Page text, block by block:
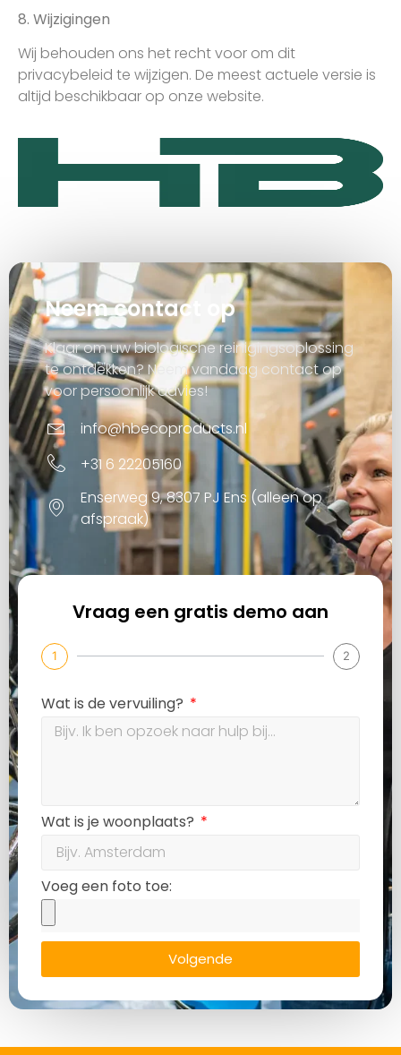
8. Wijzigingen
Wij behouden ons het recht voor om dit
privacybeleid te wijzigen. De meest actuele versie is
altijd beschikbaar op onze website.
Neem contact op
Klaar om uw biologische reinigingsoplossing
te ontdekken? Neem vandaag contact op
voor persoonlijk advies!
info@hbecoproducts.nl
+31 6 22205160
Enserweg 9, 8307 PJ Ens (alleen op
afspraak)
Vraag een gratis demo aan
1 2
Wat is de vervuiling?
Wat is je woonplaats?
Voeg een foto toe:
Volgende